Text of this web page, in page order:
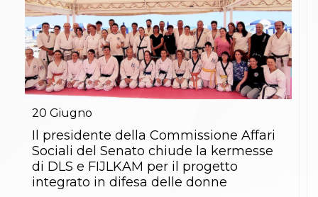
20 Giugno
Il presidente della Commissione Affari
Sociali del Senato chiude la kermesse
di DLS e FIJLKAM per il progetto
integrato in difesa delle donne